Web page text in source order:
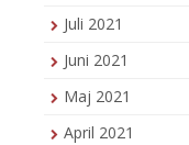
Juli 2021
Juni 2021
Maj 2021
April 2021